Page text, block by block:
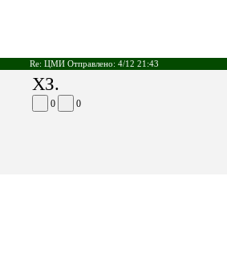
Re: ЦМИ Отправлено: 4/12 21:43
ХЗ.
0 0